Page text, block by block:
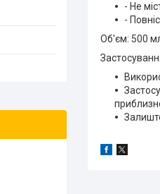
- Не
-
Об'єм: 500